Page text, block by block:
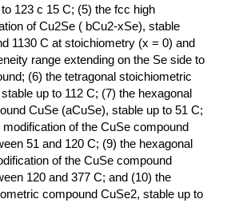
123 с 15 C; (5) the fcc high
of Cu2Se ( bCu2-xSe), stable
1130 C at stoichiometry (x = 0) and
range extending on the Se side to
(6) the tetragonal stoichiometric
up to 112 C; (7) the hexagonal
CuSe (aCuSe), stable up to 51 C;
of the CuSe compound
51 and 120 C; (9) the hexagonal
of the CuSe compound
120 and 377 C; and (10) the
compound CuSe2, stable up to